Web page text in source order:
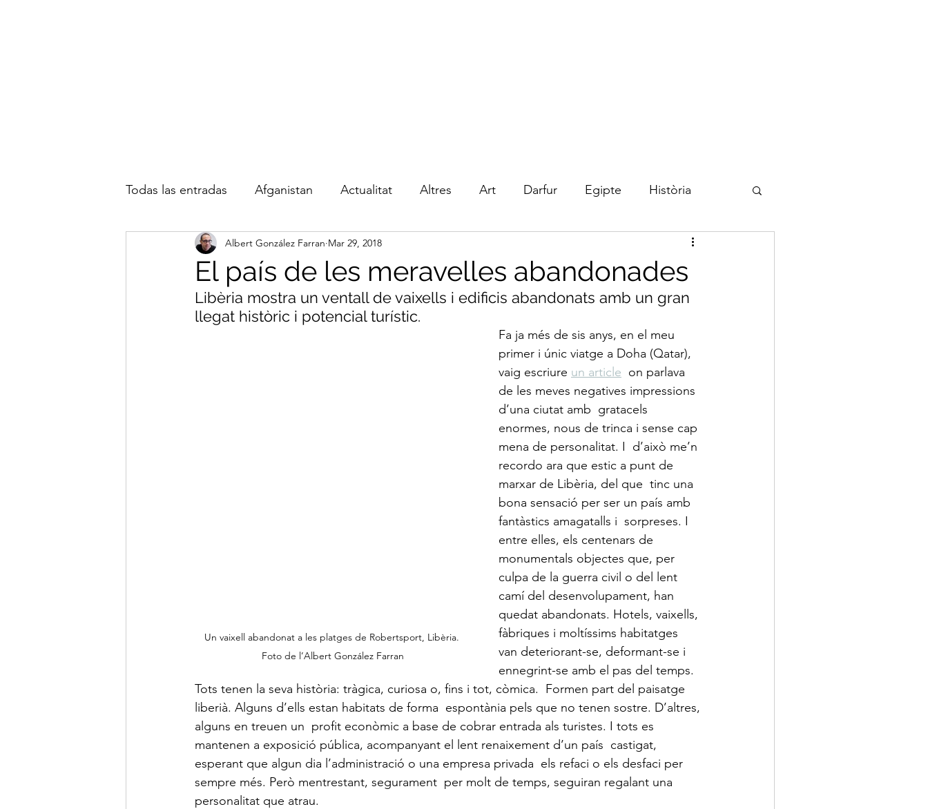
Todas las entradas Afganistan Actualitat Altres Art Darfur Egipte Història
Immigració Fotoperiodisme Liberia Noves tecnologies
Sudan del Sud Sudan Literatura Cultura Esport Educació
El país de les meravelles abandonades
Albert González Farran Mar 29, 2018
Libèria mostra un ventall de vaixells i edificis abandonats amb un gran
llegat històric i potencial turístic.
Un vaixell abandonat a les platges de Robertsport, Libèria.
Foto de l’Albert González Farran
Fa ja més de sis anys, en el meu
primer i únic viatge a Doha (Qatar),
vaig escriure un article
  on parlava
de les meves negatives impressions
d’una ciutat amb  gratacels
enormes, nous de trinca i sense cap
mena de personalitat. I  d’això me’n
recordo ara que estic a punt de
marxar de Libèria, del que  tinc una
bona sensació per ser un país amb
fantàstics amagatalls i  sorpreses. I
entre elles, els centenars de
monumentals objectes que, per
culpa de la guerra civil o del lent
camí del desenvolupament, han
quedat abandonats. Hotels, vaixells,
fàbriques i moltíssims habitatges
van deteriorant-se, deformant-se i
ennegrint-se amb el pas del temps.
Tots tenen la seva història: tràgica, curiosa o, fins i tot, còmica.  Formen part del paisatge
liberià. Alguns d’ells estan habitats de forma  espontània pels que no tenen sostre. D’altres,
alguns en treuen un  profit econòmic a base de cobrar entrada als turistes. I tots es
mantenen a exposició pública, acompanyant el lent renaixement d’un país  castigat,
esperant que algun dia l’administració o una empresa privada  els refaci o els desfaci per
sempre més. Però mentrestant, segurament  per molt de temps, seguiran regalant una
personalitat que atrau.